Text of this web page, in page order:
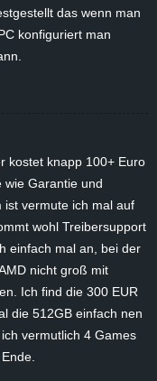
das wenn man
konfiguriert man
kostet knapp 100+ Euro
wie Garantie und
ist vermute ich mal auf
wohl Treibersupport
einfach mal an, bei der
nicht groß mit
Ich find die 300 EUR
die 512GB einfach nen
vermutlich 4 Games